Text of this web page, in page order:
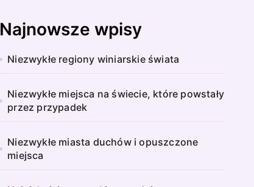
Najnowsze wpisy
Niezwykłe regiony winiarskie świata
Niezwykłe miejsca na świecie, które powstały
przez przypadek
Niezwykłe miasta duchów i opuszczone
miejsca